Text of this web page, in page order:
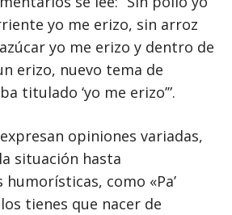
yo me erizo, sin arroz
yo me erizo y dentro de
erizo, nuevo tema de
titulado ‘yo me erizo’”.
opiniones variadas,
situación hasta
como «Pa’
tienes que nacer de